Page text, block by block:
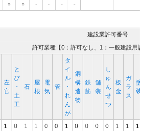
○ ○ - - - -
建設業許可番号
許可業種【0：許可なし、1：一般建設用
左
官
と
び
･
土
工
石
屋
根
電
気
管
タ
イ
ル
･
れ
ん
が
鋼
構
造
物
鉄
筋
舗
装
し
ゅ
ん
せ
つ
板
金
ガ
ラ
ス
塗
装
1 0 1 1 0 0 1 0 0 0 0 1 1 1